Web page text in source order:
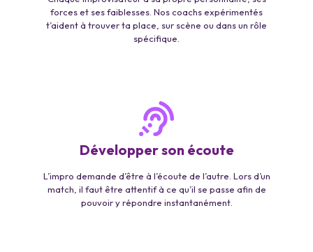
forces et ses faiblesses. Nos coachs expérimentés
t’aident à trouver ta place, sur scène ou dans un rôle
spécifique.
Développer son écoute
L’impro demande d’être à l’écoute de l’autre. Lors d’un
match, il faut être attentif à ce qu’il se passe afin de
pouvoir y répondre instantanément.